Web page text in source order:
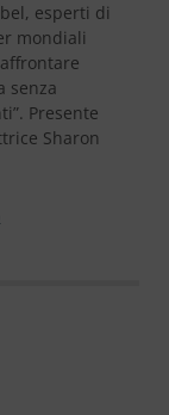
esperti di
mondiali
senza
Presente
Sharon